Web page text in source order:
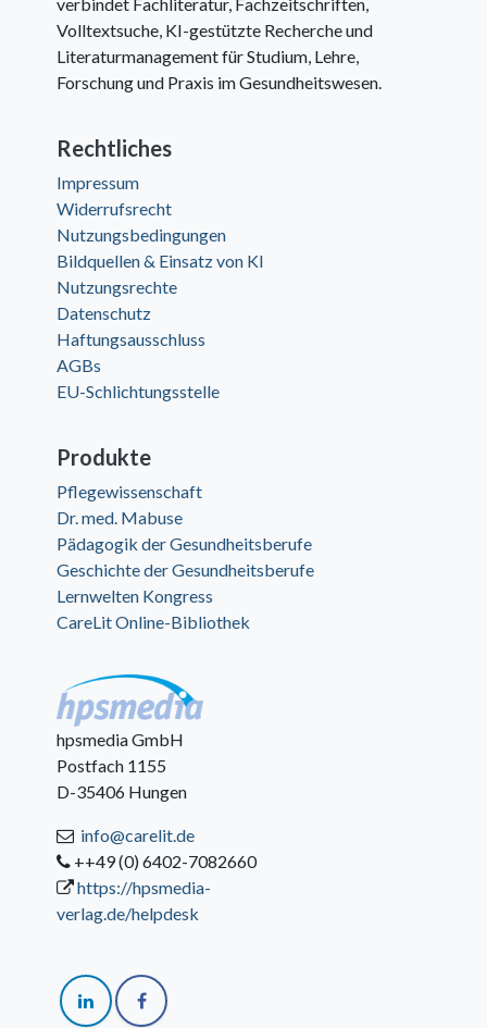
Volltextsuche, KI-gestützte Recherche und
Literaturmanagement für Studium, Lehre,
Forschung und Praxis im Gesundheitswesen.
Rechtliches
Impressum
Widerrufsrecht
Nutzungsbedingungen
Bildquellen & Einsatz von KI
Nutzungsrechte
Datenschutz
Haftungsausschluss
AGBs
EU-Schlichtungsstelle
Produkte
Pflegewissenschaft
Dr. med. Mabuse
Pädagogik der Gesundheitsberufe
Geschichte der Gesundheitsberufe
Lernwelten Kongress
CareLit Online-Bibliothek
hpsmedia GmbH
Postfach 1155
D-35406 Hungen
info@carelit.de
++49 (0) 6402-7082660
https://hpsmedia-
verlag.de/helpdesk